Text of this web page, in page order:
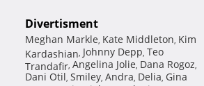
Divertisment
Meghan Markle, Kate Middleton, Kim
Kardashian, Johnny Depp, Teo
Trandafir, Angelina Jolie, Dana Rogoz,
Dani Otil, Smiley, Andra, Delia, Gina